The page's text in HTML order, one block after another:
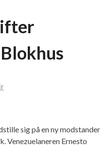
sig på en ny modstander
Venezuelaneren Ernesto